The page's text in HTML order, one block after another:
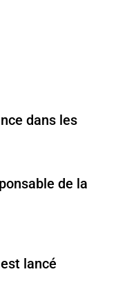
dans les
de la
lancé